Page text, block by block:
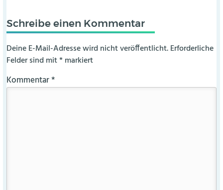
Schreibe einen Kommentar
Deine E-Mail-Adresse wird nicht veröffentlicht. Erforderliche
Felder sind mit*markiert
Kommentar*